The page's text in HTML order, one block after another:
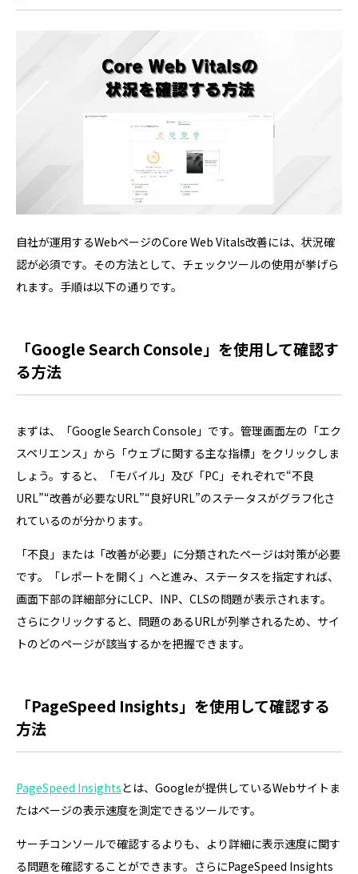
自社が運用するWebページのCore Web Vitals改善には、状況確
認が必須です。その方法として、チェックツールの使用が挙げら
れます。手順は以下の通りです。
「Google Search Console」を使用して確認す
る方法
まずは、「Google Search Console」です。管理画面左の「エク
スペリエンス」から「ウェブに関する主な指標」をクリックしま
しょう。すると、「モバイル」及び「PC」それぞれで“不良
URL”“改善が必要なURL”“良好URL”のステータスがグラフ化さ
れているのが分かります。
「不良」または「改善が必要」に分類されたページは対策が必要
です。「レポートを開く」へと進み、ステータスを指定すれば、
画面下部の詳細部分にLCP、INP、CLSの問題が表示されます。
さらにクリックすると、問題のあるURLが列挙されるため、サイ
トのどのページが該当するかを把握できます。
「PageSpeed Insights」を使用して確認する
方法
PageSpeed Insightsとは、Googleが提供しているWebサイトま
たはページの表示速度を測定できるツールです。
サーチコンソールで確認するよりも、より詳細に表示速度に関す
る問題を確認することができます。さらにPageSpeed Insights